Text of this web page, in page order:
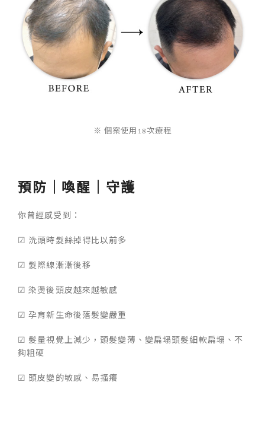
※ 個案使用18次療程
預防｜喚醒｜守護
你曾經感受到：
☑ 洗頭時髮絲掉得比以前多
☑ 髮際線漸漸後移
☑ 染燙後頭皮越來越敏感
☑ 孕育新生命後落髮變嚴重
☑ 髮量視覺上減少，頭髮變薄、變扁塌頭髮細軟扁塌、不
夠粗硬
☑ 頭皮變的敏感、易搔癢